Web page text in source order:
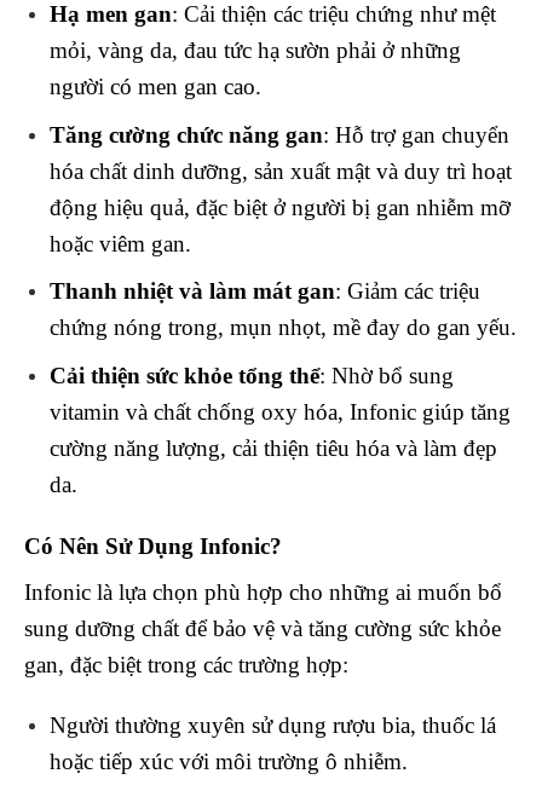
Hạ men gan: Cải thiện các triệu chứng như mệt
mỏi, vàng da, đau tức hạ sườn phải ở những
người có men gan cao.
Tăng cường chức năng gan: Hỗ trợ gan chuyển
hóa chất dinh dưỡng, sản xuất mật và duy trì hoạt
động hiệu quả, đặc biệt ở người bị gan nhiễm mỡ
hoặc viêm gan.
Thanh nhiệt và làm mát gan: Giảm các triệu
chứng nóng trong, mụn nhọt, mề đay do gan yếu.
Cải thiện sức khỏe tổng thể: Nhờ bổ sung
vitamin và chất chống oxy hóa, Infonic giúp tăng
cường năng lượng, cải thiện tiêu hóa và làm đẹp
da.
Có Nên Sử Dụng Infonic?
Infonic là lựa chọn phù hợp cho những ai muốn bổ
sung dưỡng chất để bảo vệ và tăng cường sức khỏe
gan, đặc biệt trong các trường hợp:
Người thường xuyên sử dụng rượu bia, thuốc lá
hoặc tiếp xúc với môi trường ô nhiễm.